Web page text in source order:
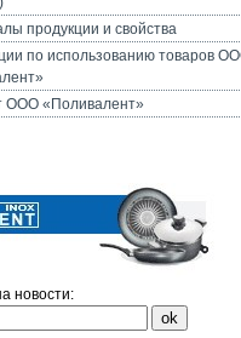
продукции и свойства
по использованию товаров
ООО «Поливалент»
новости: